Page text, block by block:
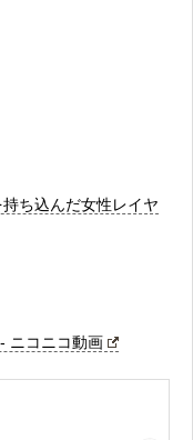
ち込んだ女性レイヤ
ニコニコ動画